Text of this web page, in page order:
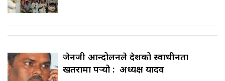
जेनजी आन्दोलनले देशको स्वाधीनता
खतरामा पर्‍यो : अध्यक्ष यादव